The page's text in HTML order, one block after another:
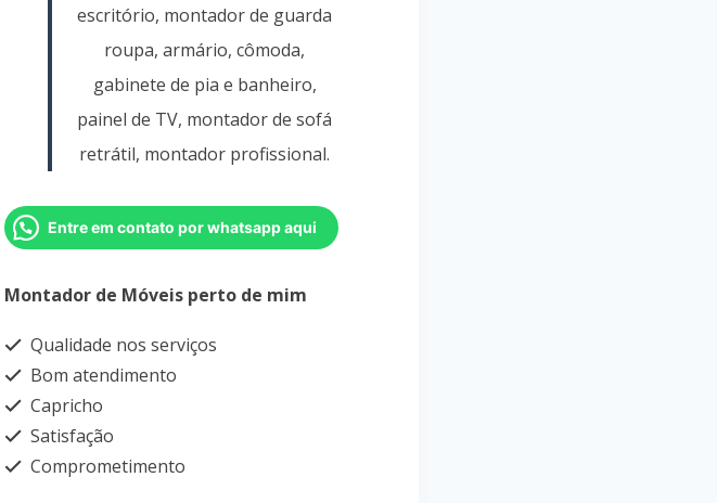
escritório, montador de guarda
roupa, armário, cômoda,
gabinete de pia e banheiro,
painel de TV, montador de sofá
retrátil, montador profissional.
Entre em contato por whatsapp aqui
Montador de Móveis perto de mim
Qualidade nos serviços
Bom atendimento
Capricho
Satisfação
Comprometimento